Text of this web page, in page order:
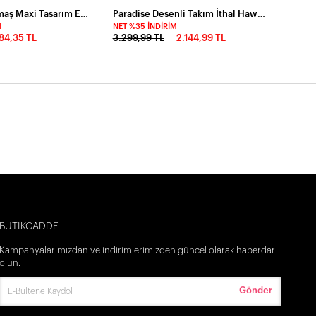
İthal Dabıl Kumaş Maxi Tasarım Elbise
TL
Paradise Desenli Takım İthal Hawai Kumas Kahve
NET %35 İNDIRIM
3.299,99 TL 2.144,99 TL
BUTİKCADDE
Kampanyalarımızdan ve indirimlerimizden güncel olarak haberdar
olun.
Gönder